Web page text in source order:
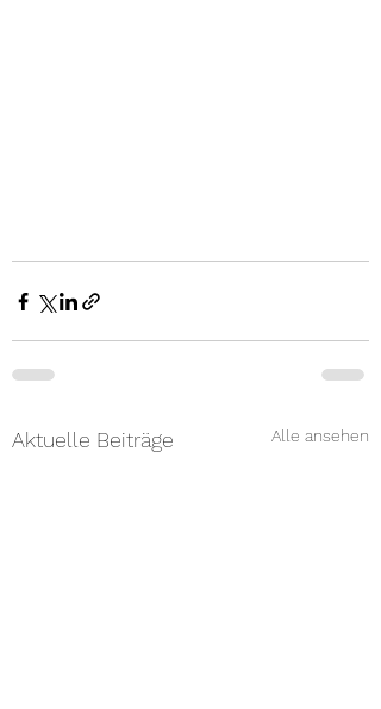
Aktuelle Beiträge Alle ansehen